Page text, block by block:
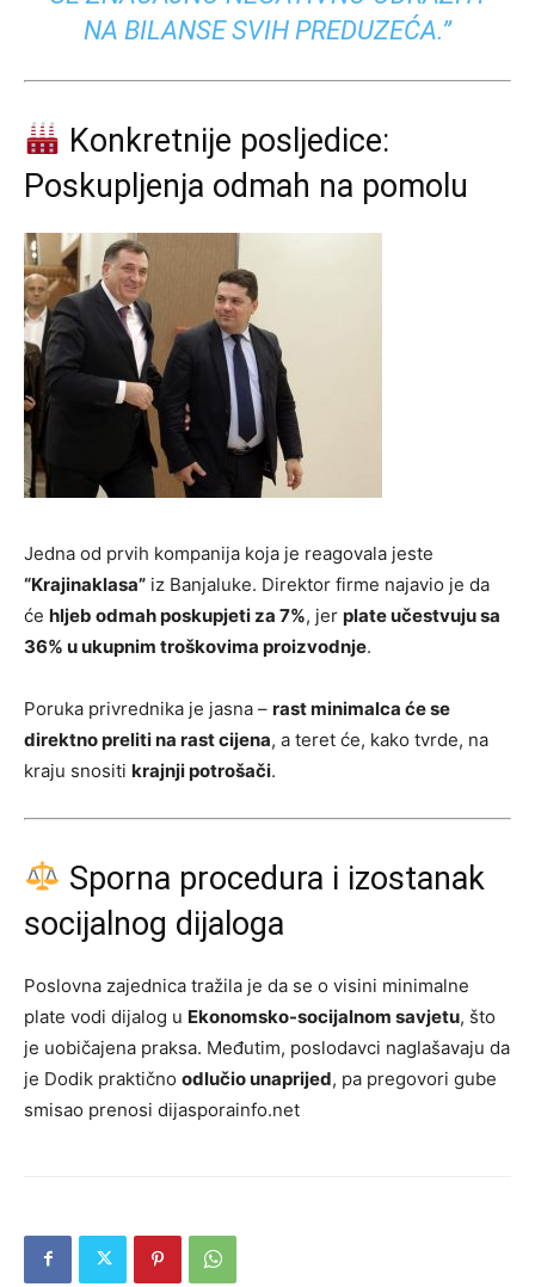
NA BILANSE SVIH PREDUZEĆA.”
Konkretnije posljedice:
Poskupljenja odmah na pomolu
Jedna od prvih kompanija koja je reagovala jeste
“Krajinaklasa” iz Banjaluke. Direktor firme najavio je da
će hljeb odmah poskupjeti za 7%, jer plate učestvuju sa
36% u ukupnim troškovima proizvodnje.
Poruka privrednika je jasna – rast minimalca će se
direktno preliti na rast cijena, a teret će, kako tvrde, na
kraju snositi krajnji potrošači.
Sporna procedura i izostanak
socijalnog dijaloga
Poslovna zajednica tražila je da se o visini minimalne
plate vodi dijalog u Ekonomsko-socijalnom savjetu, što
je uobičajena praksa. Međutim, poslodavci naglašavaju da
je Dodik praktično odlučio unaprijed, pa pregovori gube
smisao prenosi dijasporainfo.net